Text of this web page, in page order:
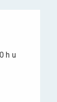
h u